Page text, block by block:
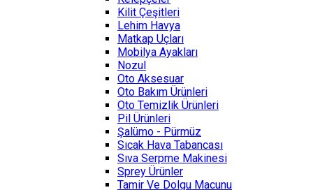
Kilit Çeşitleri
Lehim Havya
Matkap Uçları
Mobilya Ayakları
Nozul
Oto Aksesuar
Oto Bakım Ürünleri
Oto Temizlik Ürünleri
Pil Ürünleri
Şalümo - Pürmüz
Sıcak Hava Tabancası
Sıva Serpme Makinesi
Sprey Ürünler
Tamir Ve Dolgu Macunu